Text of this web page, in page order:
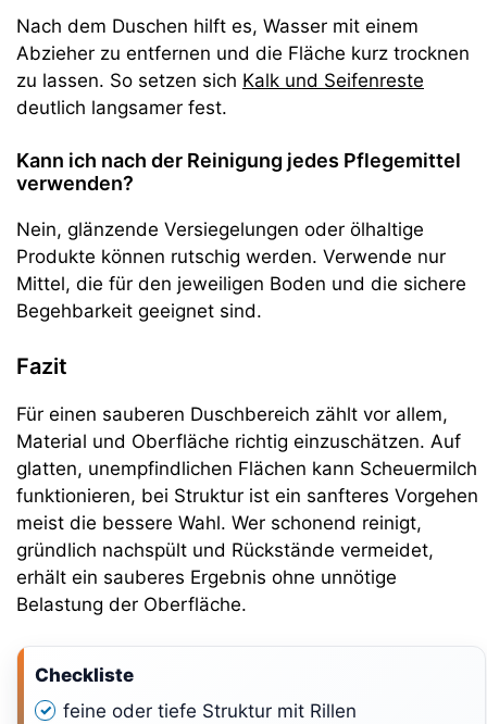
Nach dem Duschen hilft es, Wasser mit einem
Abzieher zu entfernen und die Fläche kurz trocknen
zu lassen. So setzen sich Kalk und Seifenreste
deutlich langsamer fest.
Kann ich nach der Reinigung jedes Pflegemittel
verwenden?
Nein, glänzende Versiegelungen oder ölhaltige
Produkte können rutschig werden. Verwende nur
Mittel, die für den jeweiligen Boden und die sichere
Begehbarkeit geeignet sind.
Fazit
Für einen sauberen Duschbereich zählt vor allem,
Material und Oberfläche richtig einzuschätzen. Auf
glatten, unempfindlichen Flächen kann Scheuermilch
funktionieren, bei Struktur ist ein sanfteres Vorgehen
meist die bessere Wahl. Wer schonend reinigt,
gründlich nachspült und Rückstände vermeidet,
erhält ein sauberes Ergebnis ohne unnötige
Belastung der Oberfläche.
Checkliste
feine oder tiefe Struktur mit Rillen